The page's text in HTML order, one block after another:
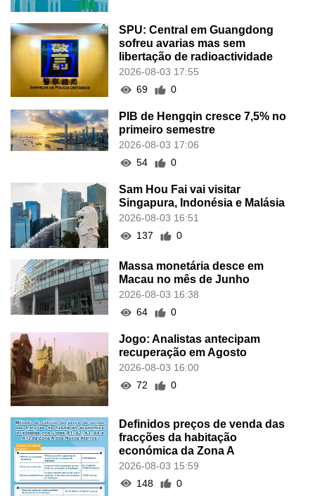
SPU: Central em Guangdong
sofreu avarias mas sem
libertação de radioactividade
2026-08-03 17:55
69
0
PIB de Hengqin cresce 7,5% no
primeiro semestre
2026-08-03 17:06
54
0
Sam Hou Fai vai visitar
Singapura, Indonésia e Malásia
2026-08-03 16:51
137
0
Massa monetária desce em
Macau no mês de Junho
2026-08-03 16:38
64
0
Jogo: Analistas antecipam
recuperação em Agosto
2026-08-03 16:00
72
0
Definidos preços de venda das
fracções da habitação
económica da Zona A
2026-08-03 15:59
148
0